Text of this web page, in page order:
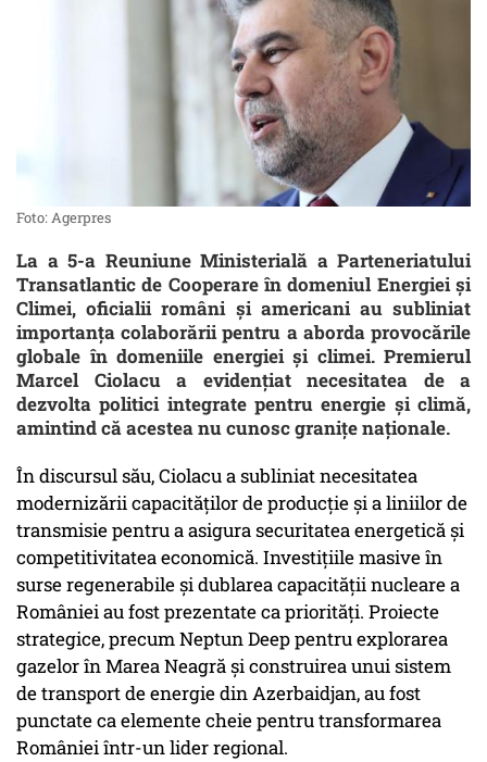
Foto: Agerpres
La a 5-a Reuniune Ministerială a Parteneriatului
Transatlantic de Cooperare în domeniul Energiei și
Climei, oficialii români și americani au subliniat
importanța colaborării pentru a aborda provocările
globale în domeniile energiei și climei. Premierul
Marcel Ciolacu a evidențiat necesitatea de a
dezvolta politici integrate pentru energie și climă,
amintind că acestea nu cunosc granițe naționale.
În discursul său, Ciolacu a subliniat necesitatea
modernizării capacităților de producție și a liniilor de
transmisie pentru a asigura securitatea energetică și
competitivitatea economică. Investițiile masive în
surse regenerabile și dublarea capacității nucleare a
României au fost prezentate ca priorități. Proiecte
strategice, precum Neptun Deep pentru explorarea
gazelor în Marea Neagră și construirea unui sistem
de transport de energie din Azerbaidjan, au fost
punctate ca elemente cheie pentru transformarea
României într-un lider regional.